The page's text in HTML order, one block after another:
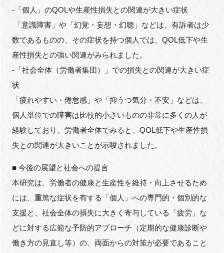
-「個人」のQOLや生産性損失との関連が大きい症状
「意識障害」や「幻覚・妄想・幻聴」などは、有訴者は少
数であるものの、その症状を持つ個人では、QOL低下や生
産性損失との強い関連がみられました。
-「社会全体（労働者集団）」での損失との関連が大きい症
状
「疲れやすい・倦怠感」や「抑うつ気分・不安」などは、
個人単位での障害は比較的小さいものの非常に多くの人が
経験しており、労働者全体でみると、QOL低下や生産性損
失との関連が大きいことが示唆されました。
■ 今後の展望と社会への提言
本研究は、労働者の健康と生産性を維持・向上させるため
には、重篤な症状を有する「個人」への専門的・個別的な
支援と、社会全体の損失に大きく寄与している「疲労」な
どに対する広範な予防的アプローチ（定期的な健康診断や
働き方の見直し等）の、両面からの対策が必要であること